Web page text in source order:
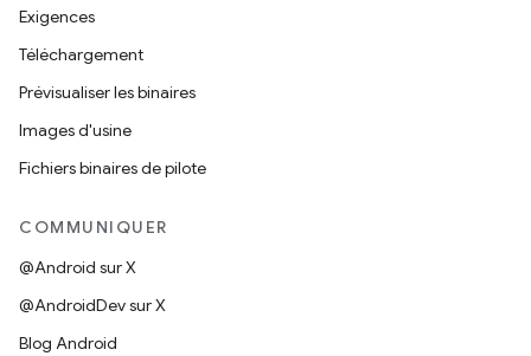
Exigences
Téléchargement
Prévisualiser les binaires
Images d'usine
Fichiers binaires de pilote
COMMUNIQUER
@Android sur X
@AndroidDev sur X
Blog Android